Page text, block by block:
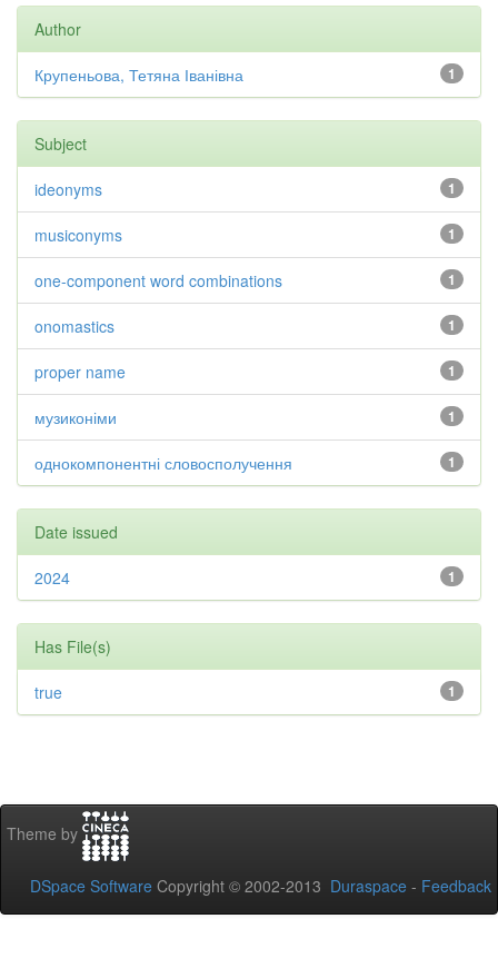
Author
1
Крупеньова, Тетяна Іванівна
Subject
1
ideonyms
1
musiconyms
1
one-component word combinations
1
onomastics
1
proper name
1
музиконіми
1
однокомпонентні словосполучення
Date issued
1
2024
Has File(s)
1
true
Theme by
DSpace Software Copyright © 2002-2013 Duraspace - Feedback